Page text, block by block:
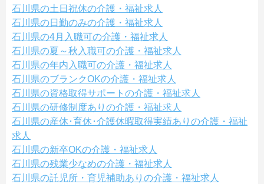
石川県の土日祝休の介護・福祉求人
石川県の日勤のみの介護・福祉求人
石川県の4月入職可の介護・福祉求人
石川県の夏～秋入職可の介護・福祉求人
石川県の年内入職可の介護・福祉求人
石川県のブランクOKの介護・福祉求人
石川県の資格取得サポートの介護・福祉求人
石川県の研修制度ありの介護・福祉求人
石川県の産休･育休･介護休暇取得実績ありの介護・福祉
求人
石川県の新卒OKの介護・福祉求人
石川県の残業少なめの介護・福祉求人
石川県の託児所・育児補助ありの介護・福祉求人